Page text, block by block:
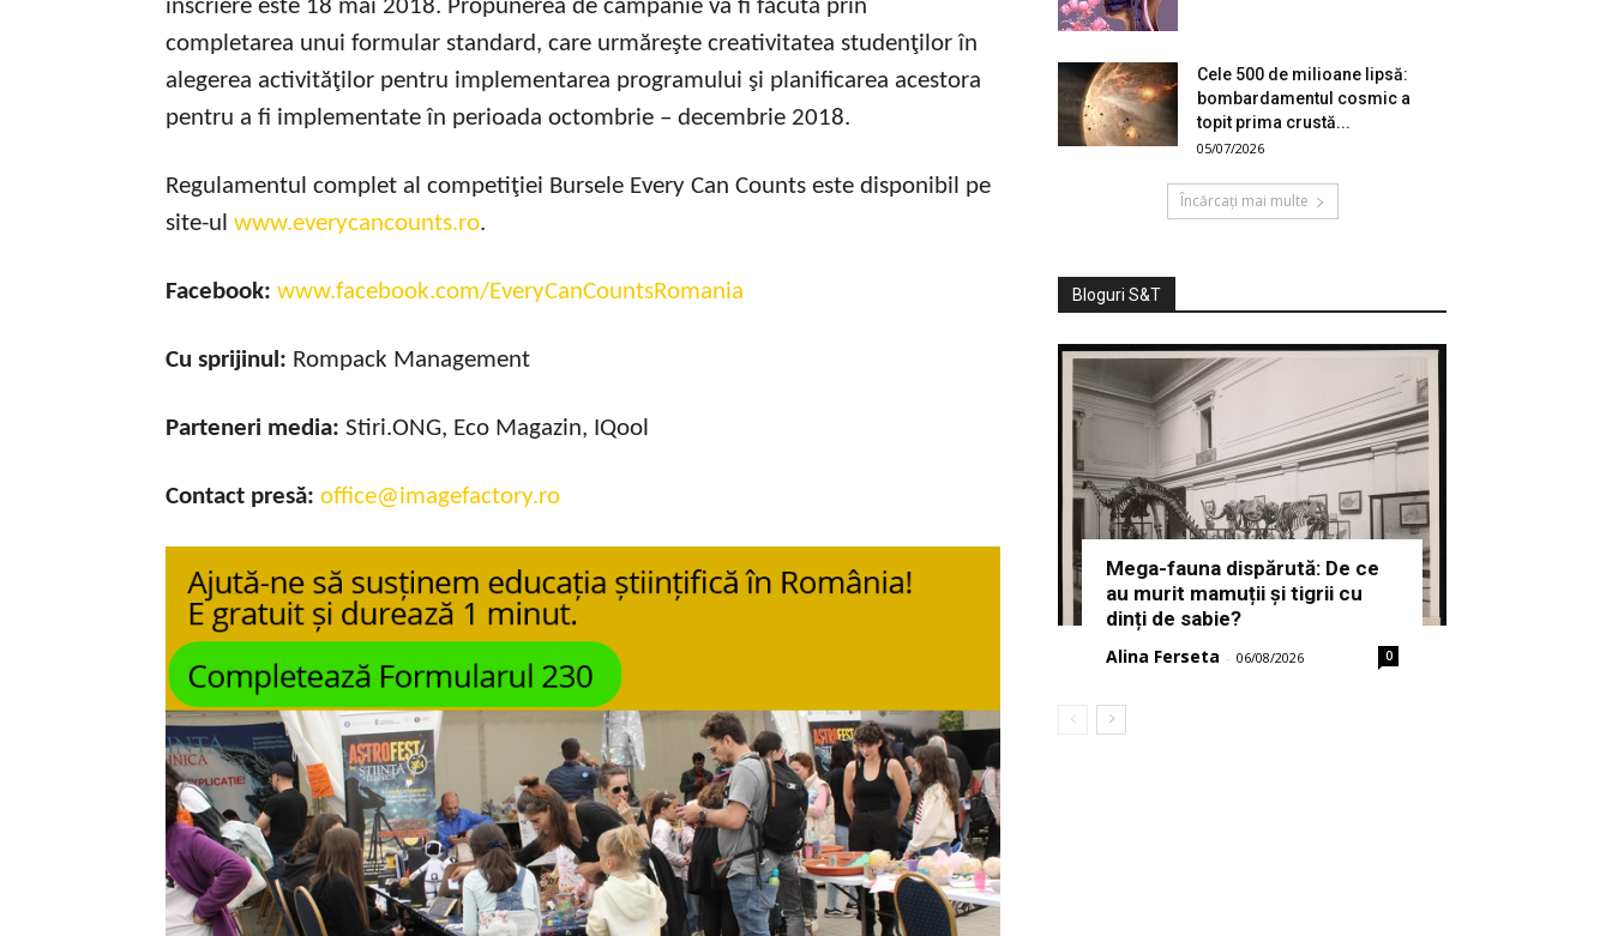
înscriere este 18 mai 2018. Propunerea de campanie va fi făcută prin
completarea unui formular standard, care urmăreşte creativitatea studenţilor în
alegerea activităţilor pentru implementarea programului şi planificarea acestora
pentru a fi implementate în perioada octombrie – decembrie 2018.
Regulamentul complet al competiţiei Bursele Every Can Counts este disponibil pe
site-ul www.everycancounts.ro.
Facebook: www.facebook.com/EveryCanCountsRomania
Cu sprijinul: Rompack Management
Parteneri media: Stiri.ONG, Eco Magazin, IQool
Contact presă: office@imagefactory.ro
Cele 500 de milioane lipsă:
bombardamentul cosmic a
topit prima crustă...
05/07/2026
Încărcați mai multe
Bloguri S&T
Mega-fauna dispărută: De ce
au murit mamuții și tigrii cu
dinți de sabie?
Alina Ferseta - 06/08/2026 0